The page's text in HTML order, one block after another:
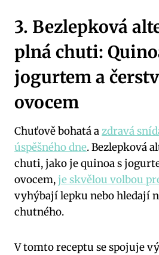
3. Bezlepková
plná chuti:
jogurtem a
ovocem
Chuťově bohatá azdravá
úspěšného dne. Bezlepková
chuti, jako je quinoa s
ovocem,je skvělou volbou
vyhýbají lepku nebo hledají
chutného.
V tomto receptu se spojuje